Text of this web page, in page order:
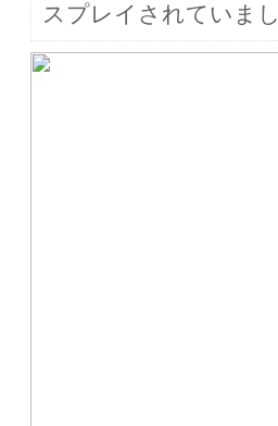
スプレイされていま